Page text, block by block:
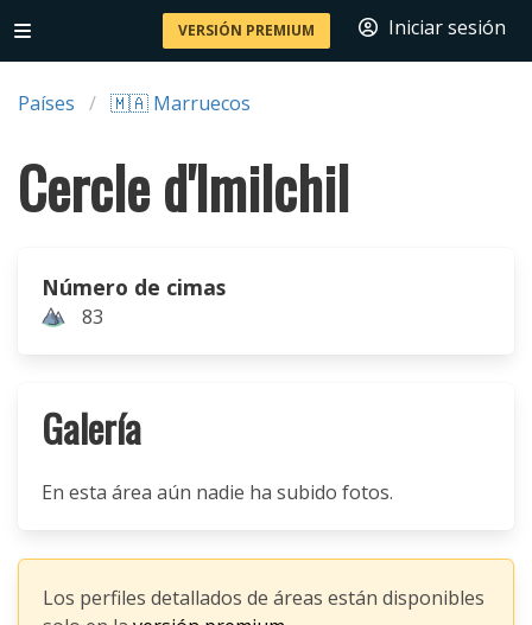
VERSIÓN PREMIUM Iniciar sesión
Países 🇲🇦 Marruecos
Cercle d'Imilchil
Número de cimas
83
Galería
En esta área aún nadie ha subido fotos.
Los perfiles detallados de áreas están disponibles